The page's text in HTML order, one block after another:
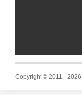
Copyright © 2011 - 2026